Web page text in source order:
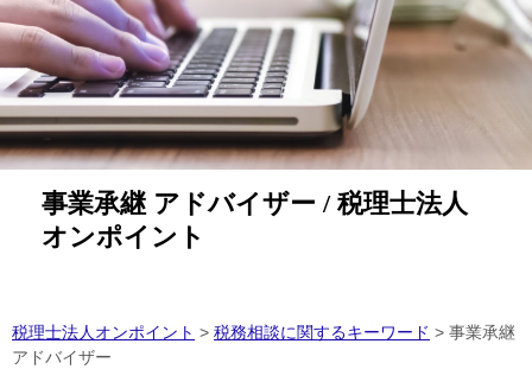
事業承継 アドバイザー / 税理士法人
オンポイント
税理士法人オンポイント > 税務相談に関するキーワード > 事業承継
アドバイザー